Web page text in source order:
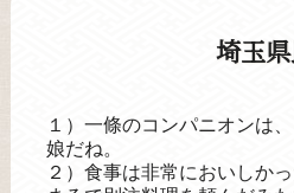
埼玉
１）一條のコンパニオンは
娘だね。
２）食事は非常においしか